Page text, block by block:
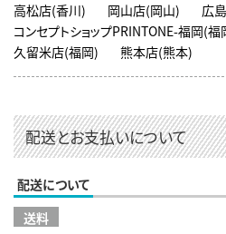
高松店(香川)
岡山店(岡山)
広
コンセプトショップPRINTONE-福岡(福
久留米店(福岡)
熊本店(熊本)
配送とお支払いについて
配送について
送料